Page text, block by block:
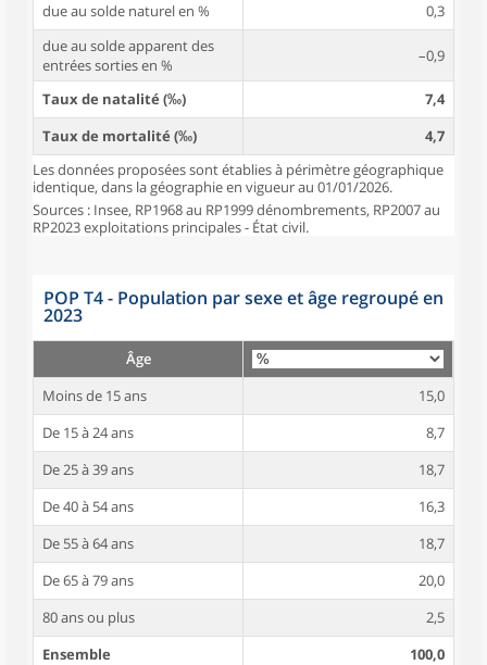
due au solde naturel en %
0,3
due au solde apparent des
entrées sorties en %
–0,9
Taux de natalité (‰)
7,4
Taux de mortalité (‰)
4,7
Les données proposées sont établies à périmètre géographique
identique, dans la géographie en vigueur au 01/01/2026.
Sources : Insee, RP1968 au RP1999 dénombrements, RP2007 au
RP2023 exploitations principales - État civil.
POP T4 - Population par sexe et âge regroupé en
2023
Âge
Moins de 15 ans
15,0
De 15 à 24 ans
8,7
De 25 à 39 ans
18,7
De 40 à 54 ans
16,3
De 55 à 64 ans
18,7
De 65 à 79 ans
20,0
80 ans ou plus
2,5
Ensemble
100,0